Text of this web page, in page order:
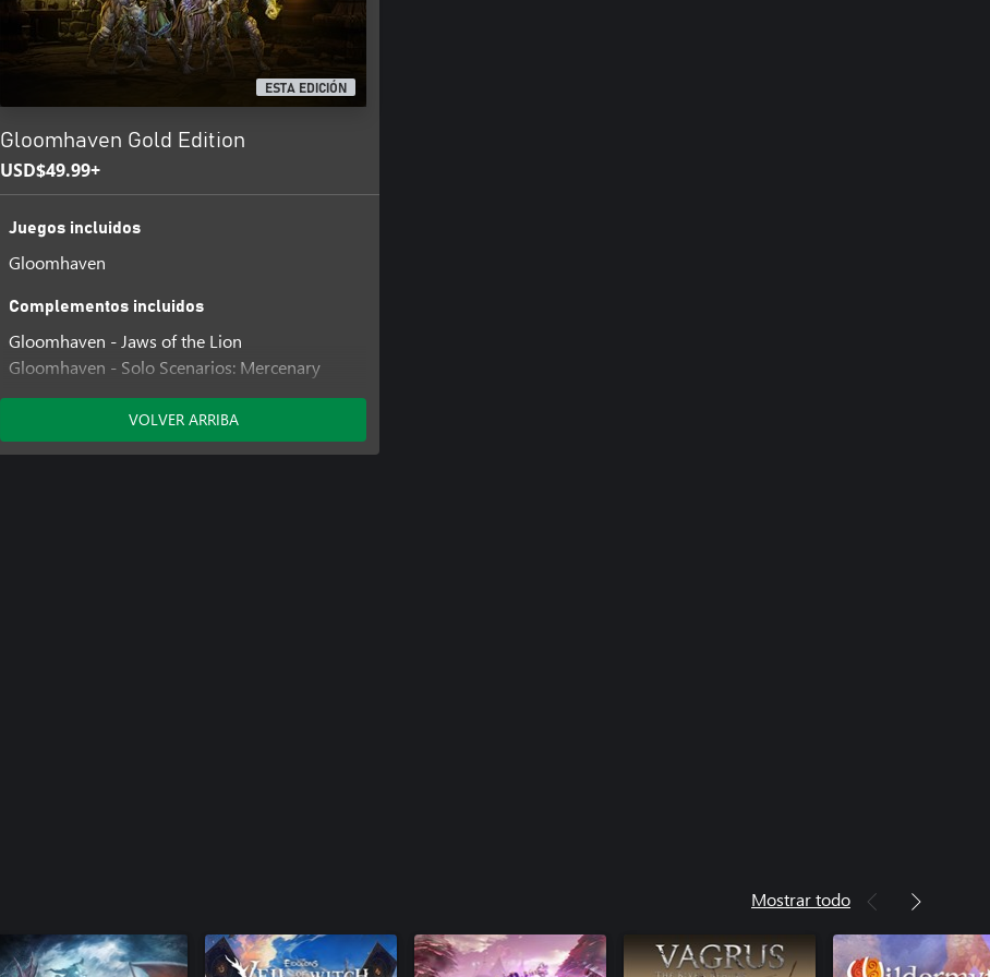
ESTA EDICIÓN
Gloomhaven Gold Edition
USD$49.99+
Juegos incluidos
Gloomhaven
Complementos incluidos
Gloomhaven - Jaws of the Lion
Gloomhaven - Solo Scenarios: Mercenary
Challenges
VOLVER ARRIBA
Mostrar todo